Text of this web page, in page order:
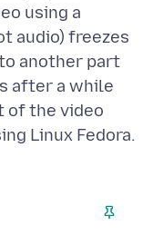
using a
audio) freezes
another part
after a while
of the video